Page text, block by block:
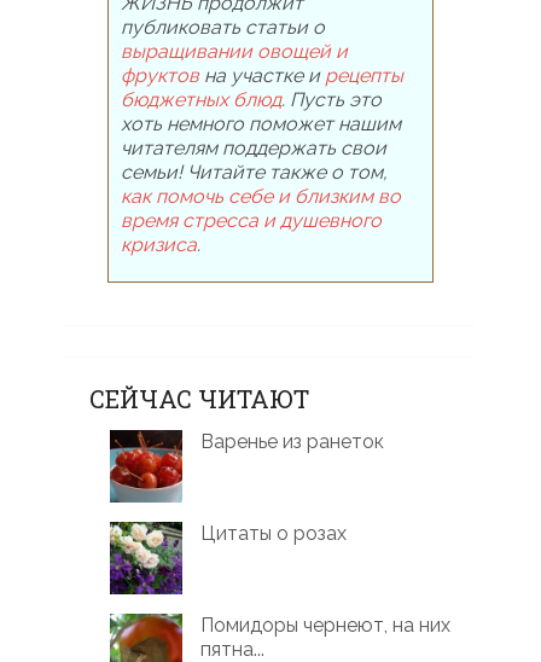
публиковать статьи о
выращивании овощей и
фруктовна участке и рецепты
бюджетных блюд. Пусть это
хоть немного поможет нашим
читателям поддержать свои
семьи! Читайте также о том,
как помочь себе и близким во
время стресса и душевного
кризиса.
СЕЙЧАС ЧИТАЮТ
Варенье из ранеток
Цитаты о розах
Помидоры чернеют, на них
пятна...